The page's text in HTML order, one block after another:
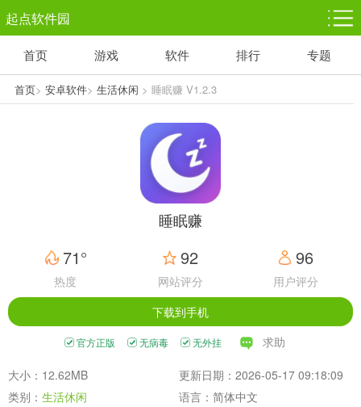
起点软件园
塔防游戏
1千+款游戏
休闲益智
1万+款游戏
体育竞技
5百+款游戏
赛车竞速
3百+款游戏
首页 游戏 软件 排行 专题
首页> 安卓软件> 生活休闲 > 睡眠赚 V1.2.3
睡眠赚
71°
热度
92
网站评分
96
用户评分
下载到手机
官方正版 无病毒 无外挂 求助
大小：12.62MB
更新日期：2026-05-17 09:18:09
类别： 生活休闲 语言：简体中文